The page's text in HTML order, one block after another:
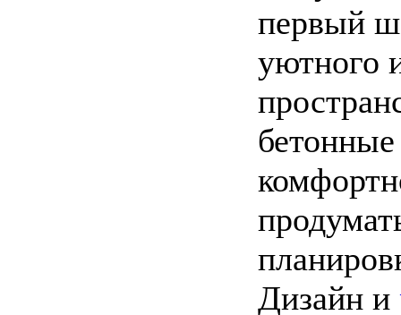
первый
уютного
Дизайн и